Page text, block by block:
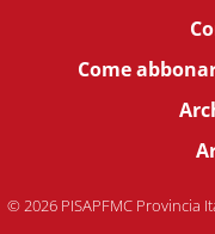
Come
© 2026 PISAPFMC Provincia